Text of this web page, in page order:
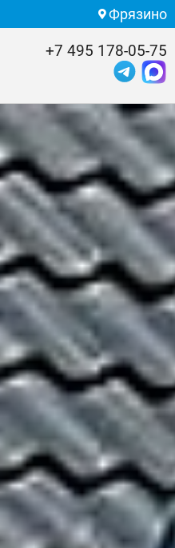
Фрязино
+7 495 178-05-75